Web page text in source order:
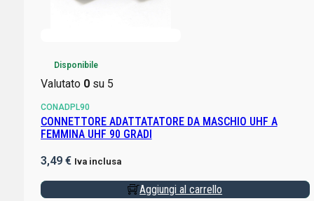
Disponibile
Valutato 0su 5
CONADPL90
CONNETTORE ADATTATATORE DA MASCHIO UHF A
FEMMINA UHF 90 GRADI
3,49 € Iva inclusa
Aggiungi al carrello